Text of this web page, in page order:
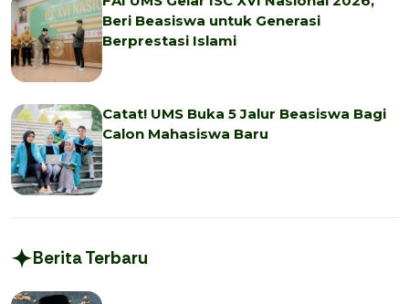
Beri Beasiswa untuk Generasi
Berprestasi Islami
Catat! UMS Buka 5 Jalur Beasiswa Bagi
Calon Mahasiswa Baru
Berita Terbaru